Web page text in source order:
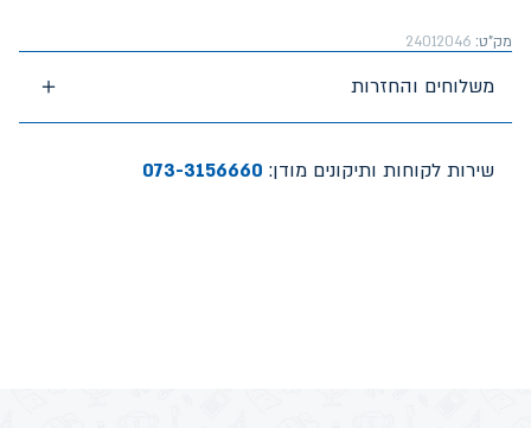
מק"ט: 24012046
משלוחים והחזרות
שירות לקוחות ותיקונים מודן: 073-3156660